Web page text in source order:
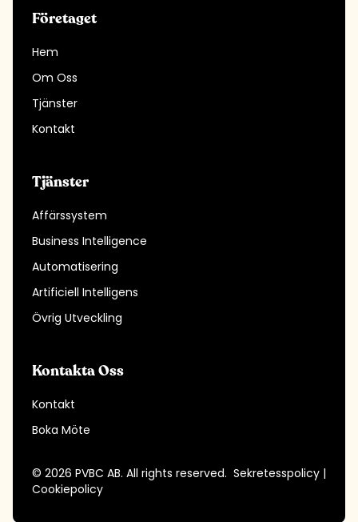
Företaget
Hem
Om Oss
Tjänster
Kontakt
Tjänster
Affärssystem
Business Intelligence
Automatisering
Artificiell Intelligens
Övrig Utveckling
Kontakta Oss
Kontakt
Boka Möte
© 2026 PVBC AB. All rights reserved. Sekretesspolicy |
Cookiepolicy